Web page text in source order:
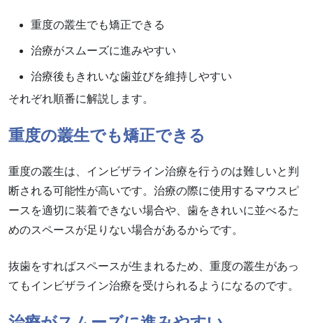
重度の叢生でも矯正できる
治療がスムーズに進みやすい
治療後もきれいな歯並びを維持しやすい
それぞれ順番に解説します。
重度の叢生でも矯正できる
重度の叢生は、インビザライン治療を行うのは難しいと判
断される可能性が高いです。治療の際に使用するマウスピ
ースを適切に装着できない場合や、歯をきれいに並べるた
めのスペースが足りない場合があるからです。
抜歯をすればスペースが生まれるため、重度の叢生があっ
てもインビザライン治療を受けられるようになるのです。